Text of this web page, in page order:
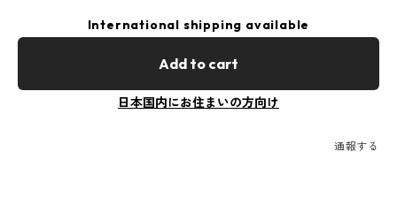
International shipping available
Add to cart
日本国内にお住まいの方向け
通報する